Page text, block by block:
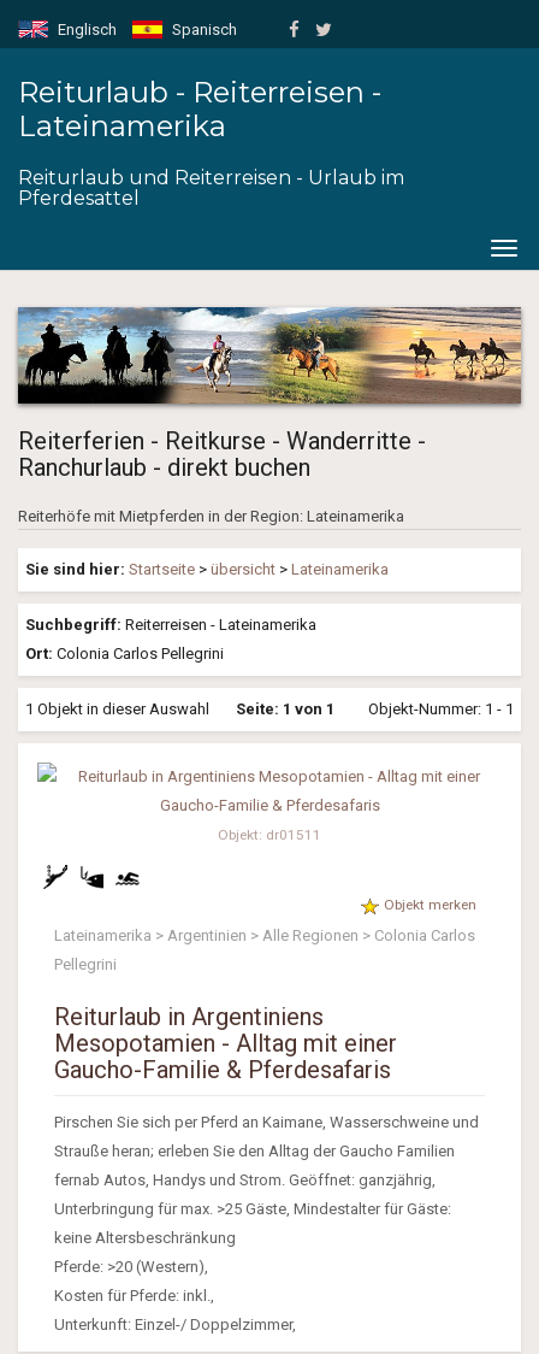
Englisch Spanisch
Reiturlaub - Reiterreisen -
Lateinamerika
Reiturlaub und Reiterreisen - Urlaub im
Pferdesattel
Reiterferien - Reitkurse - Wanderritte -
Ranchurlaub - direkt buchen
Reiterhöfe mit Mietpferden in der Region: Lateinamerika
Sie sind hier: Startseite > übersicht > Lateinamerika
Suchbegriff: Reiterreisen - Lateinamerika
Ort: Colonia Carlos Pellegrini
1 Objekt in dieser Auswahl Seite: 1 von 1 Objekt-Nummer: 1 - 1
Objekt: dr01511
Objekt merken
Lateinamerika > Argentinien > Alle Regionen > Colonia Carlos
Pellegrini
Reiturlaub in Argentiniens
Mesopotamien - Alltag mit einer
Gaucho-Familie & Pferdesafaris
Pirschen Sie sich per Pferd an Kaimane, Wasserschweine und
Strauße heran; erleben Sie den Alltag der Gaucho Familien
fernab Autos, Handys und Strom. Geöffnet: ganzjährig,
Unterbringung für max. >25 Gäste, Mindestalter für Gäste:
keine Altersbeschränkung
Pferde: >20 (Western),
Kosten für Pferde: inkl.,
Unterkunft: Einzel-/ Doppelzimmer,